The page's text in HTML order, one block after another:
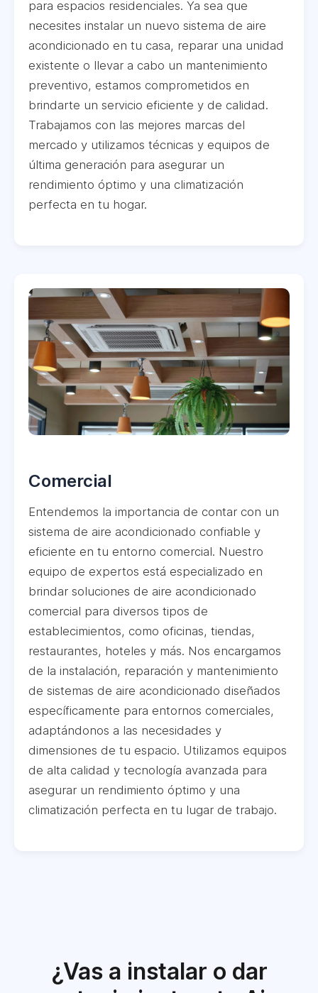
para espacios residenciales. Ya sea que
necesites instalar un nuevo sistema de aire
acondicionado en tu casa, reparar una unidad
existente o llevar a cabo un mantenimiento
preventivo, estamos comprometidos en
brindarte un servicio eficiente y de calidad.
Trabajamos con las mejores marcas del
mercado y utilizamos técnicas y equipos de
última generación para asegurar un
rendimiento óptimo y una climatización
perfecta en tu hogar.
Comercial
Entendemos la importancia de contar con un
sistema de aire acondicionado confiable y
eficiente en tu entorno comercial. Nuestro
equipo de expertos está especializado en
brindar soluciones de aire acondicionado
comercial para diversos tipos de
establecimientos, como oficinas, tiendas,
restaurantes, hoteles y más. Nos encargamos
de la instalación, reparación y mantenimiento
de sistemas de aire acondicionado diseñados
específicamente para entornos comerciales,
adaptándonos a las necesidades y
dimensiones de tu espacio. Utilizamos equipos
de alta calidad y tecnología avanzada para
asegurar un rendimiento óptimo y una
climatización perfecta en tu lugar de trabajo.
¿Vas a instalar o dar